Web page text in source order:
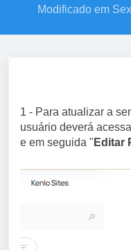
Modificado em
1 - Para atualizar a
usuário deverá
e em seguida " Editar